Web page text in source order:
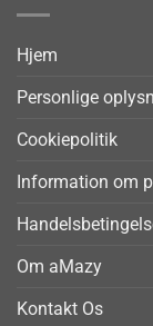
Hjem
Personlige
Cookiepolitik
Information om
Om aMazy
Kontakt Os